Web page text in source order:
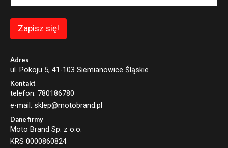
E
l
m
a
l
Zapisz się!
Adres
ul. Pokoju 5, 41-103 Siemianowice Śląskie
Kontakt
telefon: 780186780
e-mail: sklep@motobrand.pl
Dane firmy
Moto Brand Sp. z o.o.
KRS 0000860824